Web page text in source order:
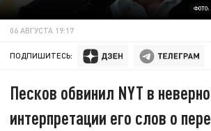
ФОТО:
06 АВГУСТА 19:17
ПОДПИШИТЕСЬ:
Песков обвинил NYT в
интерпретации его слов о